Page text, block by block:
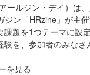
ールジン・デイ）は
ジン「HRzine」が主
題を1つテーマに設
を、参加者のみなさ
を見る